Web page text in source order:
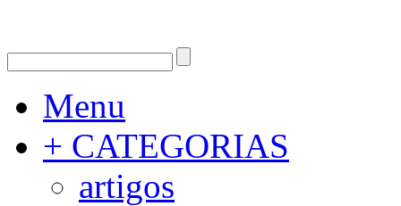
Menu
+ CATEGORIAS
artigos